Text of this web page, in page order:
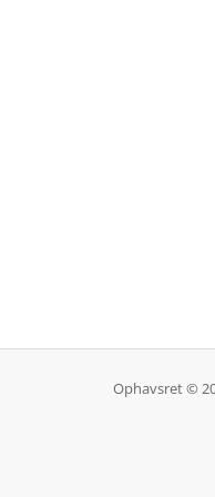
Ophavsret ©